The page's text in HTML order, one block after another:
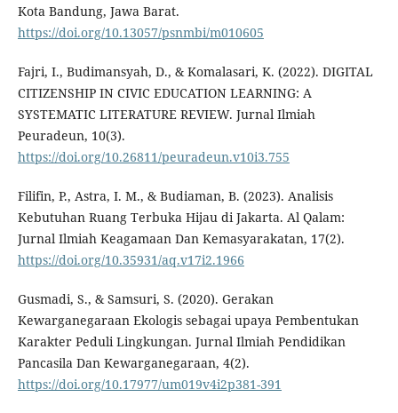
Kota Bandung, Jawa Barat.
https://doi.org/10.13057/psnmbi/m010605
Fajri, I., Budimansyah, D., & Komalasari, K. (2022). DIGITAL
CITIZENSHIP IN CIVIC EDUCATION LEARNING: A
SYSTEMATIC LITERATURE REVIEW. Jurnal Ilmiah
Peuradeun, 10(3).
https://doi.org/10.26811/peuradeun.v10i3.755
Filifin, P., Astra, I. M., & Budiaman, B. (2023). Analisis
Kebutuhan Ruang Terbuka Hijau di Jakarta. Al Qalam:
Jurnal Ilmiah Keagamaan Dan Kemasyarakatan, 17(2).
https://doi.org/10.35931/aq.v17i2.1966
Gusmadi, S., & Samsuri, S. (2020). Gerakan
Kewarganegaraan Ekologis sebagai upaya Pembentukan
Karakter Peduli Lingkungan. Jurnal Ilmiah Pendidikan
Pancasila Dan Kewarganegaraan, 4(2).
https://doi.org/10.17977/um019v4i2p381-391